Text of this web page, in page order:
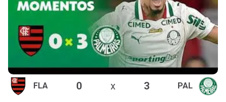
FLA 0 x 3 PAL